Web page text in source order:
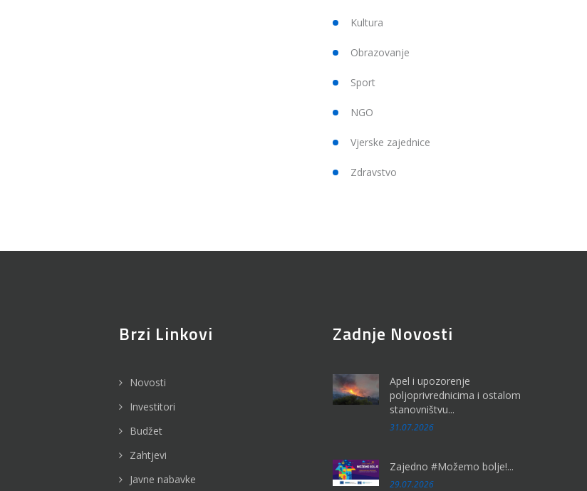
Kultura
Obrazovanje
Sport
NGO
Vjerske zajednice
Zdravstvo
Brzi Linkovi
Novosti
Investitori
Budžet
Zahtjevi
Javne nabavke
Zadnje Novosti
Apel i upozorenje
poljoprivrednicima i ostalom
stanovništvu...
31.07.2026
Zajedno #Možemo bolje!...
29.07.2026